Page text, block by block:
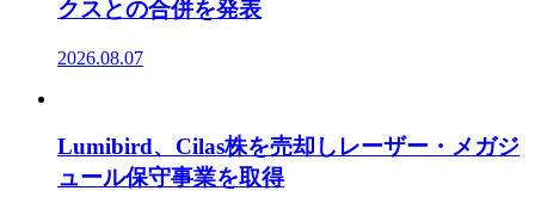
クスとの合併を発表
2026.08.07
Lumibird、Cilas株を売却しレーザー・メガジ
ュール保守事業を取得